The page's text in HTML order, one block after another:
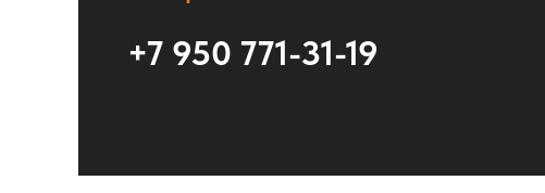
+7 950 771-31-19